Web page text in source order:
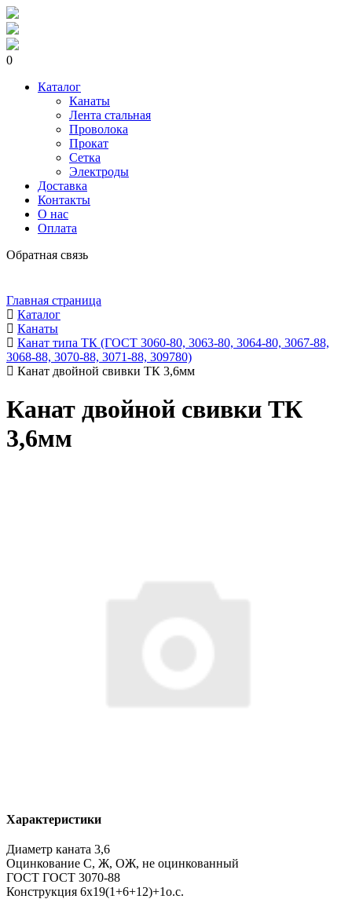
0
Каталог
Канаты
Лента стальная
Проволока
Прокат
Сетка
Электроды
Доставка
Контакты
О нас
Оплата
Обратная связь
Главная страница
Каталог
Канаты
Канат типа ТК (ГОСТ 3060-80, 3063-80, 3064-80, 3067-88,
3068-88, 3070-88, 3071-88, 309780)
Канат двойной свивки ТК 3,6мм
Канат двойной свивки ТК
3,6мм
Характеристики
Диаметр каната 3,6
Оцинкование С, Ж, ОЖ, не оцинкованный
ГОСТ ГОСТ 3070-88
Конструкция 6х19(1+6+12)+1о.с.